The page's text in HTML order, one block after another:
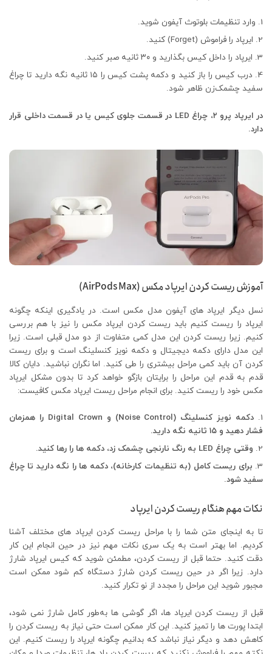
وارد تنظیمات بلوتوث آیفون شوید.
ایرپاد را فراموش (Forget) کنید.
ایرپاد را داخل کیس بگذارید و ۳۰ ثانیه صبر کنید.
درب کیس را باز کنید و دکمه پشت کیس را ۱۵ ثانیه نگه دارید تا چراغ
سفید چشمک‌زن ظاهر شود.
در ایرپاد پرو ۲، چراغ LED در قسمت جلوی کیس یا در قسمت داخلی قرار
دارد.
آموزش ریست کردن ایرپاد مکس (AirPods Max)
نسل دیگر ایرپاد های آیفون مدل مکس است. در یادگیری اینکه چگونه
ایرپاد را ریست کنیم باید ریست کردن ایرپاد مکس را نیز با هم بررسی
کنیم. زیرا ریست کردن این مدل کمی متفاوت از دو مدل قبلی است. زیرا
این مدل دارای دکمه دیجیتال و دکمه نویز کنسلینگ است و برای ریست
کردن آن باید کمی مراحل بیشتری را طی کنید. اما نگران نباشید. دایان کالا
قدم به قدم این مراحل را برایتان بازگو خواهد کرد تا بدون مشکل ایرپاد
مکس خود را ریست کنید. برای انجام مراحل ریست ایرپاد مکس کافیست:
دکمه نویز کنسلینگ (Noise Control) و Digital Crown را همزمان
فشار دهید و ۱۵ ثانیه نگه دارید.
وقتی چراغ LED به رنگ نارنجی چشمک زد، دکمه ها را رها کنید.
برای ریست کامل (به تنظیمات کارخانه)، دکمه ها را نگه دارید تا چراغ
سفید شود.
نکات مهم هنگام ریست کردن ایرپاد
تا به اینجای متن شما را با مراحل ریست کردن ایرپاد های مختلف آشنا
کردیم. اما بهتر است به یک سری نکات مهم نیز در حین انجام این کار
دقت کنید. حتما قبل از ریست کردن، مطمئن شوید که کیس ایرپاد شارژ
دارد. زیرا اگر در حین ریست کردن شارژ دستگاه کم شود ممکن است
مجبور شوید این مراحل را مجدد از نو تکرار کنید.
قبل از ریست کردن ایرپاد ها، اگر گوشی ها به‌طور کامل شارژ نمی شود،
ابتدا پورت ها را تمیز کنید. این کار ممکن است حتی نیاز به ریست کردن را
کاهش دهد و دیگر نیاز نباشد که بدانیم چگونه ایرپاد را ریست کنیم. این